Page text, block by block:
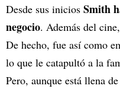
Desde sus inicios Smith
negocio. Además del
De hecho, fue así como
lo que le catapultó a la
Pero, aunque está llena